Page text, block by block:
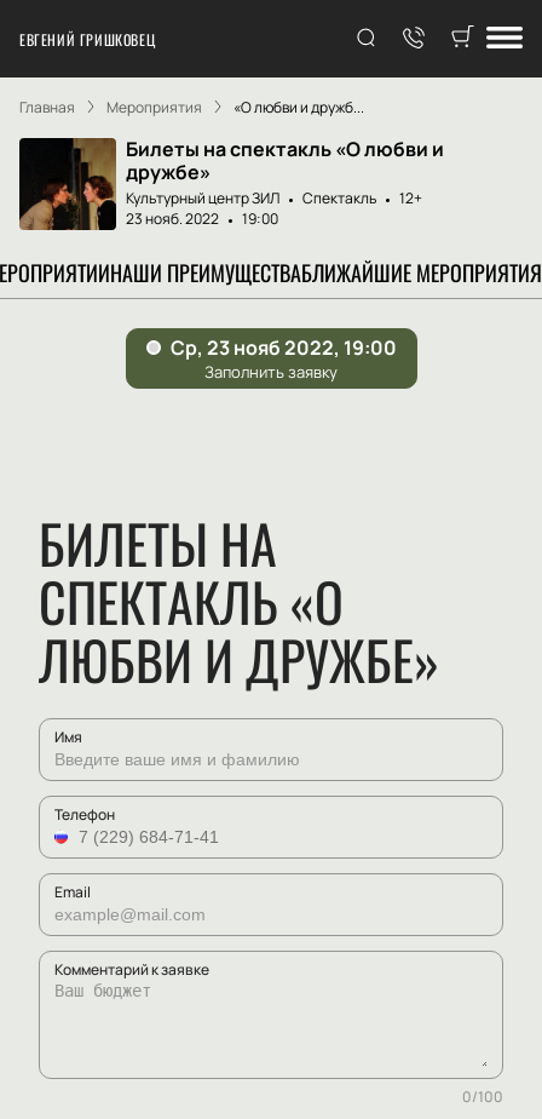
ЕВГЕНИЙ ГРИШКОВЕЦ
Главная Мероприятия «О любви и дружб...
Билеты на спектакль «О любви и
дружбе»
Культурный центр ЗИЛ Спектакль
12+
23 нояб. 2022
19:00
НАШИ ПРЕИМУЩЕСТВАБЛИЖАЙШИЕ МЕРОПРИЯТИЯ
БИЛЕТЫ НА
СПЕКТАКЛЬ «О
ЛЮБВИ И ДРУЖБЕ»
Имя
Телефон
Email
Комментарий к заявке
0/100